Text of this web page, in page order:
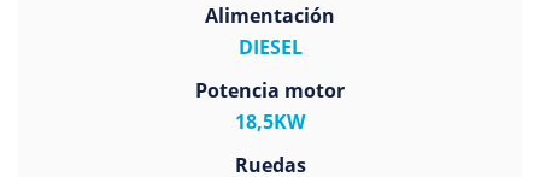
Alimentación
DIESEL
Potencia motor
18,5KW
Ruedas